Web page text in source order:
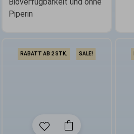
Piperin
RABATT AB 2 STK. SALE!